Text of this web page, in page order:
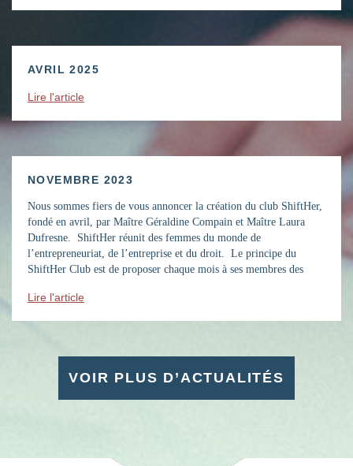
AVRIL 2025
Lire l'article
NOVEMBRE 2023
Nous sommes fiers de vous annoncer la création du club ShiftHer,
fondé en avril, par Maître Géraldine Compain et Maître Laura
Dufresne. ShiftHer réunit des femmes du monde de
l’entrepreneuriat, de l’entreprise et du droit. Le principe du
ShiftHer Club est de proposer chaque mois à ses membres des
Lire l'article
VOIR PLUS D’ACTUALITÉS